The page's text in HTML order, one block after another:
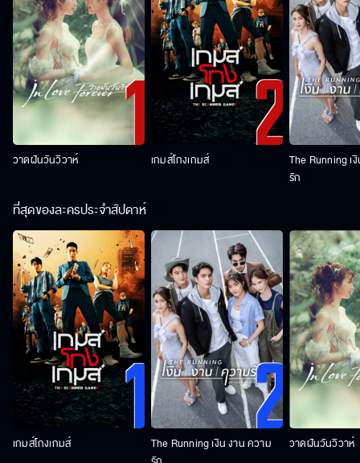
วาดฝันวันวิวาห์ เกมส์โกงเกมส์
The Running เ
รัก
ที่สุดของละครประจำสัปดาห์
เกมส์โกงเกมส์
The Running เงิน งาน ความ
วาดฝันวันวิวาห์